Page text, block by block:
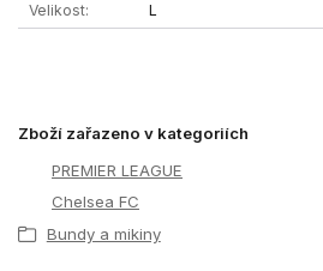
Velikost L
Zboží zařazeno v kategoriích
PREMIER LEAGUE
Chelsea FC
Bundy a mikiny